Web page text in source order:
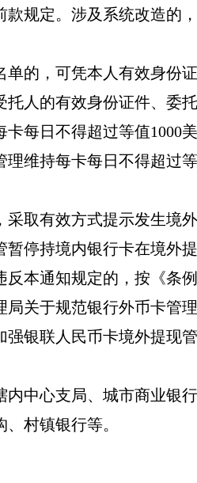
规定。涉及系统改造的
的，可凭本人有效身份
人的有效身份证件、委托
卡每日不得超过等值1000
维持每卡每日不得超过
取有效方式提示发生境
停持境内银行卡在境外提
本通知规定的，按《条
局关于规范银行外币卡管
银联人民币卡境外提现
中心支局、城市商业银
村镇银行等。